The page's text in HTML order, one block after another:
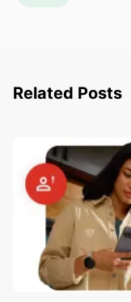
Related Posts